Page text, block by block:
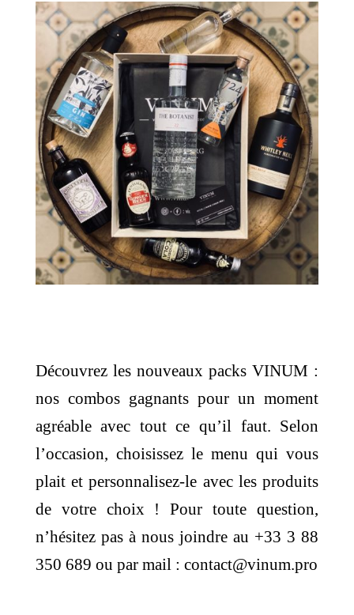
Découvrez les nouveaux packs VINUM :
nos combos gagnants pour un moment
agréable avec tout ce qu’il faut. Selon
l’occasion, choisissez le menu qui vous
plait et personnalisez-le avec les produits
de votre choix ! Pour toute question,
n’hésitez pas à nous joindre au +33 3 88
350 689 ou par mail : contact@vinum.pro